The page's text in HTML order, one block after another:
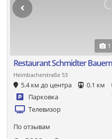
Restaurant Schmidter
Heimbacherstraße 53
5.4 км до центра 0.1 км
Парковка
Телевизор
По отзывам